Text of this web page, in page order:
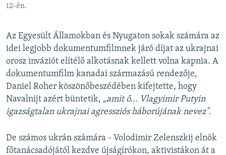
12-én.
Az Egyesült Államokban és Nyugaton sokak számára az
idei legjobb dokumentumfilmnek járó díjat az ukrajnai
orosz inváziót elítélő alkotásnak kellett volna kapnia. A
dokumentumfilm kanadai származású rendezője,
Daniel Roher köszönőbeszédében kifejtette, hogy
Navalnijt azért büntetik, „amit ő... Vlagyimir Putyin
igazságtalan ukrajnai agressziós háborújának nevez".
De számos ukrán számára - Volodimir Zelenszkij elnök
főtanácsadójától kezdve újságírókon, aktivistákon át a